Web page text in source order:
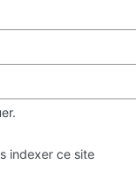
indexer ce site